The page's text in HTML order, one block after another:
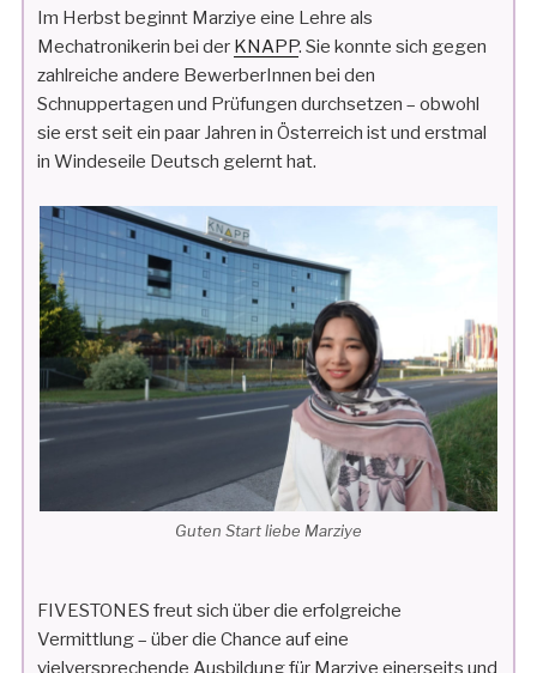
Im Herbst beginnt Marziye eine Lehre als
Mechatronikerin bei der KNAPP. Sie konnte sich gegen
zahlreiche andere BewerberInnen bei den
Schnuppertagen und Prüfungen durchsetzen – obwohl
sie erst seit ein paar Jahren in Österreich ist und erstmal
in Windeseile Deutsch gelernt hat.
Guten Start liebe Marziye
FIVESTONES freut sich über die erfolgreiche
Vermittlung – über die Chance auf eine